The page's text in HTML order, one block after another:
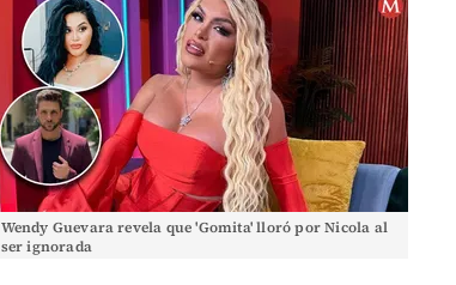
Wendy Guevara revela que 'Gomita' lloró por Nicola al
ser ignorada